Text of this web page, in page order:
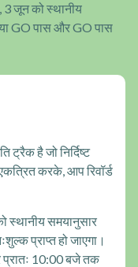
जून को स्थानीय
GO पास और GO पास
ट्रैक है जो निर्दिष्ट
करके, आप रिवॉर्ड
स्थानीय समयानुसार
प्राप्त हो जाएगा।
प्रातः 10:00 बजे तक